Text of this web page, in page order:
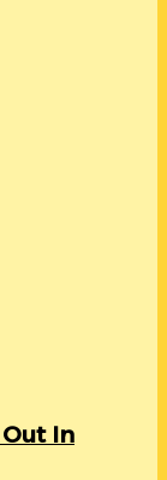
Out In